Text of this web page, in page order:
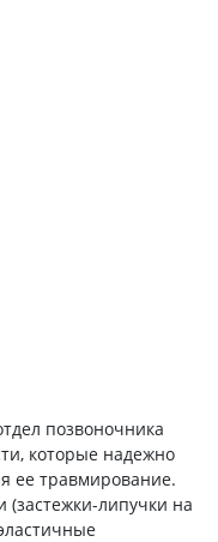
позвоночника
которые надежно
ее травмирование.
липучки на